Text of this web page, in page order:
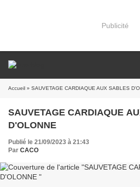
Publicité
Accueil » SAUVETAGE CARDIAQUE AUX SABLES
SAUVETAGE CARDIAQUE
D'OLONNE
Publié le 21/09/2023 à 21:43
Par CACO